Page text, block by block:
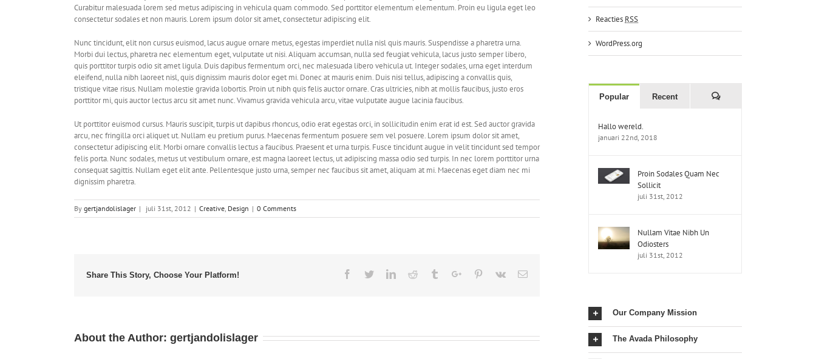
Curabitur malesuada lorem sed metus adipiscing in vehicula quam commodo. Sed porttitor elementum elementum. Proin eu ligula eget leo
consectetur sodales et non mauris. Lorem ipsum dolor sit amet, consectetur adipiscing elit.
Nunc tincidunt, elit non cursus euismod, lacus augue ornare metus, egestas imperdiet nulla nisl quis mauris. Suspendisse a pharetra urna.
Morbi dui lectus, pharetra nec elementum eget, vulputate ut nisi. Aliquam accumsan, nulla sed feugiat vehicula, lacus justo semper libero,
quis porttitor turpis odio sit amet ligula. Duis dapibus fermentum orci, nec malesuada libero vehicula ut. Integer sodales, urna eget interdum
eleifend, nulla nibh laoreet nisl, quis dignissim mauris dolor eget mi. Donec at mauris enim. Duis nisi tellus, adipiscing a convallis quis,
tristique vitae risus. Nullam molestie gravida lobortis. Proin ut nibh quis felis auctor ornare. Cras ultricies, nibh at mollis faucibus, justo eros
porttitor mi, quis auctor lectus arcu sit amet nunc. Vivamus gravida vehicula arcu, vitae vulputate augue lacinia faucibus.
Ut porttitor euismod cursus. Mauris suscipit, turpis ut dapibus rhoncus, odio erat egestas orci, in sollicitudin enim erat id est. Sed auctor gravida
arcu, nec fringilla orci aliquet ut. Nullam eu pretium purus. Maecenas fermentum posuere sem vel posuere. Lorem ipsum dolor sit amet,
consectetur adipiscing elit. Morbi ornare convallis lectus a faucibus. Praesent et urna turpis. Fusce tincidunt augue in velit tincidunt sed tempor
felis porta. Nunc sodales, metus ut vestibulum ornare, est magna laoreet lectus, ut adipiscing massa odio sed turpis. In nec lorem porttitor urna
consequat sagittis. Nullam eget elit ante. Pellentesque justo urna, semper nec faucibus sit amet, aliquam at mi. Maecenas eget diam nec mi
dignissim pharetra.
By gertjandolislager | juli 31st, 2012 | Creative Design | 0 Comments
Share This Story, Choose Your Platform! Facebook
TwitterLinkedinReddit TumblrGoogle+Pinterest
Vk Email
About the Author: gertjandolislager
Reacties RSS
WordPress.org
Popular Recent
Hallo wereld.
januari 22nd, 2018
Proin Sodales Quam Nec
Sollicit
juli 31st, 2012
Nullam Vitae Nibh Un
Odiosters
juli 31st, 2012
Our Company Mission
The Avada Philosophy